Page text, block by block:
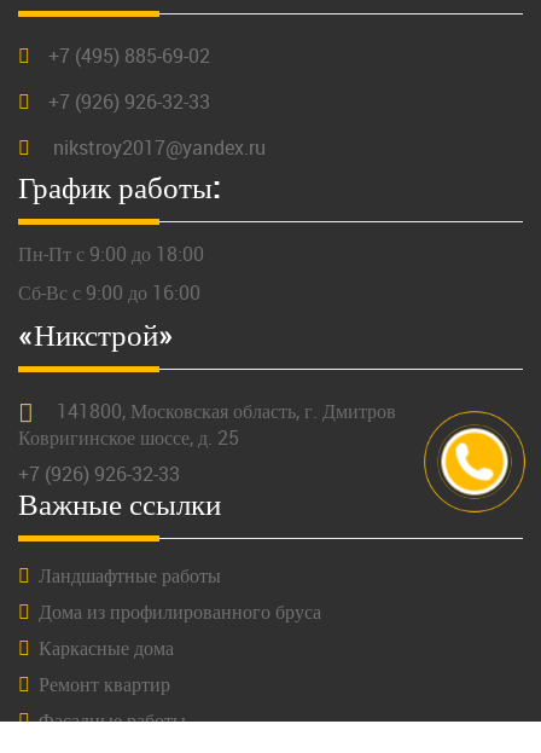
+7 (495) 885-69-02
+7 (926) 926-32-33
nikstroy2017@yandex.ru
График работы:
Пн-Пт с 9:00 до 18:00
Сб-Вс с 9:00 до 16:00
«Никстрой»
141800, Московская область, г. Дмитров
Ковригинское шоссе, д. 25
+7 (926) 926-32-33
Важные ссылки
Ландшафтные работы
Дома из профилированного бруса
Каркасные дома
Ремонт квартир
Фасадные работы